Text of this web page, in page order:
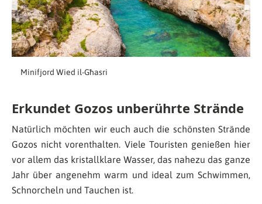
Minifjord Wied il-Għasri
Erkundet Gozos unberührte Strände
Natürlich möchten wir euch auch die schönsten Strände
Gozos nicht vorenthalten. Viele Touristen genießen hier
vor allem das kristallklare Wasser, das nahezu das ganze
Jahr über angenehm warm und ideal zum Schwimmen,
Schnorcheln und Tauchen ist.